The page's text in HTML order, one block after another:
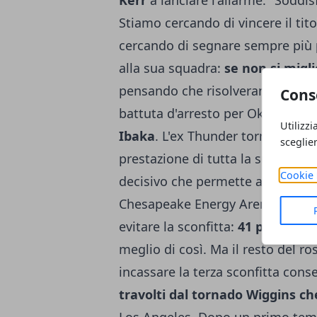
Cookie
Stiamo cercando di vincere il
cercando di segnare sempre
alla sua squadra: se non si
pensando che risolveranno
battuta d'arresto per Oklahoma,
Ibaka. L'ex Thunder torna nella
prestazione di tutta la sua
decisivo che permette agli
Chesapeake Energy Arena (117-
evitare la sconfitta: 41 punti, 16
meglio di così. Ma il resto del
incassare la terza sconfitta
travolti dal tornado Wiggins